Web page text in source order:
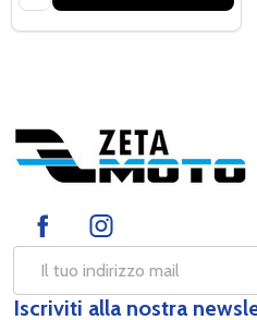
Footer
Start
Indirizzo
mail
Iscriviti alla nostra